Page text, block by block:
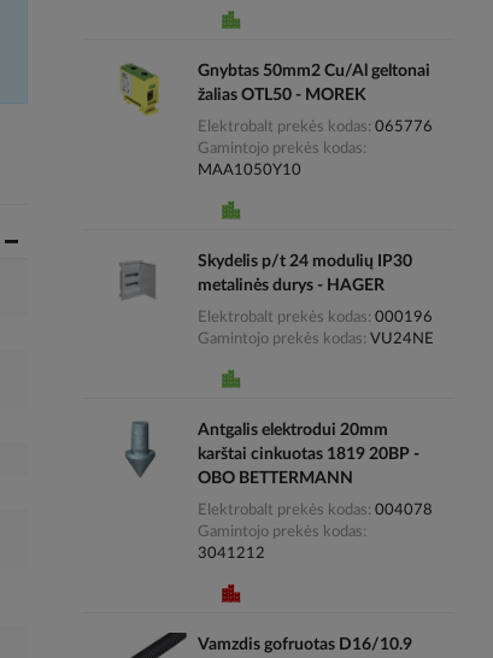
Gnybtas 50mm2 Cu/Al geltonai
žalias OTL50 - MOREK
Elektrobalt prekės kodas 065776
Gamintojo prekės kodas
MAA1050Y10
Skydelis p/t 24 modulių IP30
metalinės durys - HAGER
Elektrobalt prekės kodas 000196
Gamintojo prekės kodas VU24NE
Antgalis elektrodui 20mm
karštai cinkuotas 1819 20BP -
OBO BETTERMANN
Elektrobalt prekės kodas 004078
Gamintojo prekės kodas
3041212
Vamzdis gofruotas D16/10.9